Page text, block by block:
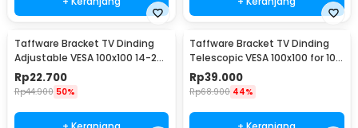
Taffware Bracket TV Dinding
Adjustable VESA 100x100 14-24
Inch - TV-W24
Rp22.700
Rp44.900 50%
Taffware Bracket TV Dinding
Telescopic VESA 100x100 for 10-
26 Inch TV - X-100
Rp39.000
Rp68.900 44%